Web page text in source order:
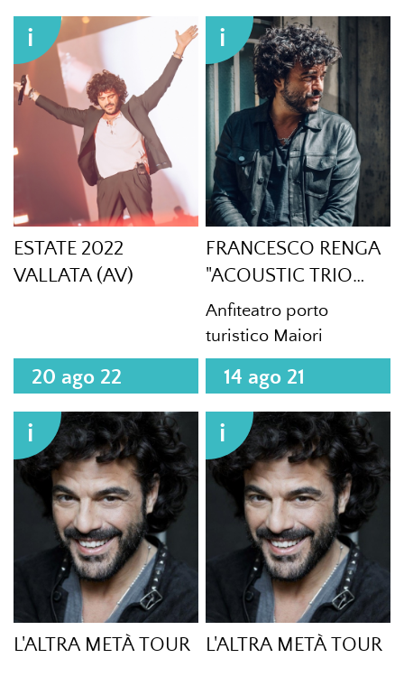
i
ESTATE 2022
VALLATA (AV)
20 ago 22
i
FRANCESCO RENGA
"ACOUSTIC TRIO
ESTATE 2021"
Anfiteatro porto
turistico Maiori
14 ago 21
i
L'ALTRA METÀ TOUR
i
L'ALTRA METÀ TOUR